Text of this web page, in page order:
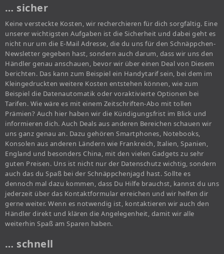
… sicher
Keine versteckte Kosten, wir recherchieren für dich sorgfältig. Eine
unserer wichtigsten Aufgaben ist die Sicherheit und dabei geht es
nicht nur um die E-Mail Adresse, die du uns für den Schnäppchen-
Newsletter gegeben hast, sondern auch darum, dass wir uns den
Händler genau anschauen, bevor wir über einen Deal von Diesem
berichten. Das kann zum Beispiel ein Handytarif sein, bei dem im
Kleingedruckten weitere Kosten entstehen können, wie zum
Beispiel die Datenautomatik oder voraktivierte Optionen bei
Tarifen. Wie wäre es mit einem Zeitschriften-Abo mit tollen
Prämien? Auch hier haben wir die Kündigungsfrist im Blick und
informieren dich. Auch Deals aus anderen Bereichen schauen wir
uns ganz genau an. Dazu gehören Smartphones, Notebooks,
Konsolen aus anderen Ländern wie Frankreich, Italien, Spanien,
England und besonders China, mit den vielen Gadgets zu sehr
guten Preisen. Uns ist nicht nur der Datenschutz wichtig, sondern
auch das du Spaß bei der Schnäppchenjagd hast. Sollte es
dennoch mal dazu kommen, dass Du Hilfe brauchst, kannst du uns
jederzeit über das Kontaktformular erreichen und wir helfen dir
gerne weiter. Wenn es notwendig ist, kontaktieren wir auch den
Händler direkt und klären die Angelegenheit, damit wir alle
weiterhin Spaß am Sparen haben.
… schnell